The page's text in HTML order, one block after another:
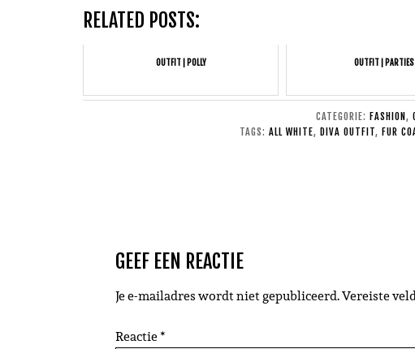
RELATED POSTS:
OUTFIT | POLLY OUTFIT | PARTIES
CATEGORIE: FASHION ,
TAGS: ALL WHITE, DIVA OUTFIT, FUR
GEEF EEN REACTIE
Je e-mailadres wordt niet gepubliceerd.Vereiste
Reactie*